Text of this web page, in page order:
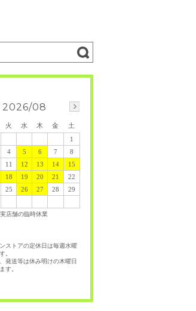
2026/08
火 水 木 金
土
1
4 5 6 7
8
11 12 13 14
15
18 19 20 21
22
25 26 27 28
29
実店舗の臨時休業
ストアの定休日は毎週水曜
。
発送等は休み明けの木曜日
す。